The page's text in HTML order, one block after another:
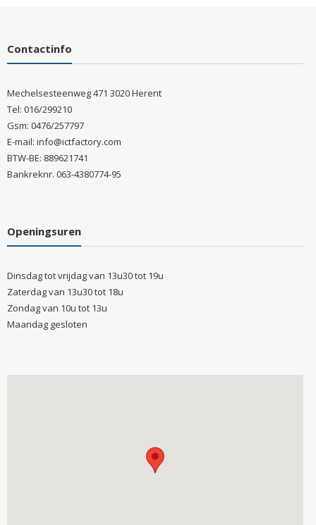
Contactinfo
Mechelsesteenweg 471 3020 Herent
Tel: 016/299210
Gsm: 0476/257797
E-mail: info@ictfactory.com
BTW-BE: 889621741
Bankreknr. 063-4380774-95
Openingsuren
Dinsdag tot vrijdag van 13u30 tot 19u
Zaterdag van 13u30 tot 18u
Zondag van 10u tot 13u
Maandag gesloten